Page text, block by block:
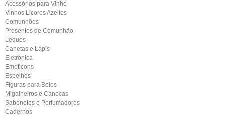
Acessórios para Vinho
Vinhos Licores Azeites
Comunhões
Presentes de Comunhão
Leques
Canetas e Lápis
Eletrônica
Emoticons
Espelhos
Figuras para Bolos
Migalheiros e Canecas
Sabonetes e Perfumadores
Cadernos